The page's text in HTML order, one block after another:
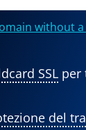
without a
SSL per
del